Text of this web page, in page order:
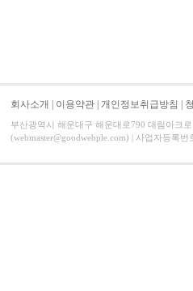
회사소개 이용약관 개인정보취급방침
부산광역시 해운대구 해운대로790 대림아크
(webmaster@goodwebple.com) | 사업자등록